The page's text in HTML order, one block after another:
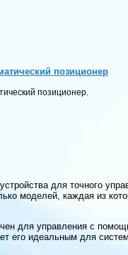
позиционер
позиционер.
для точного
моделей, каждая из
для управления с
его идеальным для